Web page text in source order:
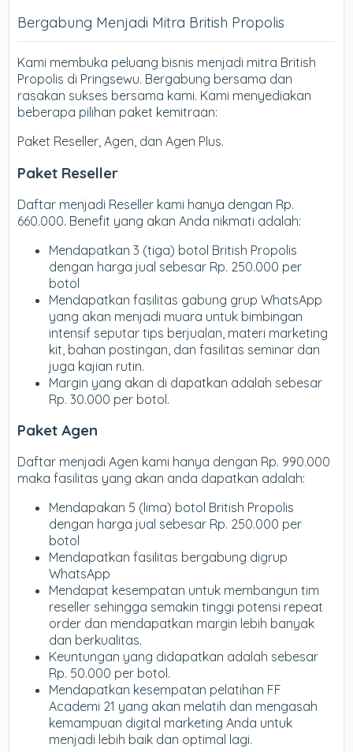
Bergabung Menjadi Mitra British Propolis
Kami membuka peluang bisnis menjadi mitra British
Propolis di Pringsewu. Bergabung bersama dan
rasakan sukses bersama kami. Kami menyediakan
beberapa pilihan paket kemitraan:
Paket Reseller, Agen, dan Agen Plus.
Paket Reseller
Daftar menjadi Reseller kami hanya dengan Rp.
660.000. Benefit yang akan Anda nikmati adalah:
Mendapatkan 3 (tiga) botol British Propolis
dengan harga jual sebesar Rp. 250.000 per
botol
Mendapatkan fasilitas gabung grup WhatsApp
yang akan menjadi muara untuk bimbingan
intensif seputar tips berjualan, materi marketing
kit, bahan postingan, dan fasilitas seminar dan
juga kajian rutin.
Margin yang akan di dapatkan adalah sebesar
Rp. 30.000 per botol.
Paket Agen
Daftar menjadi Agen kami hanya dengan Rp. 990.000
maka fasilitas yang akan anda dapatkan adalah:
Mendapakan 5 (lima) botol British Propolis
dengan harga jual sebesar Rp. 250.000 per
botol
Mendapatkan fasilitas bergabung digrup
WhatsApp
Mendapat kesempatan untuk membangun tim
reseller sehingga semakin tinggi potensi repeat
order dan mendapatkan margin lebih banyak
dan berkualitas.
Keuntungan yang didapatkan adalah sebesar
Rp. 50.000 per botol.
Mendapatkan kesempatan pelatihan FF
Academi 21 yang akan melatih dan mengasah
kemampuan digital marketing Anda untuk
menjadi lebih baik dan optimal lagi.